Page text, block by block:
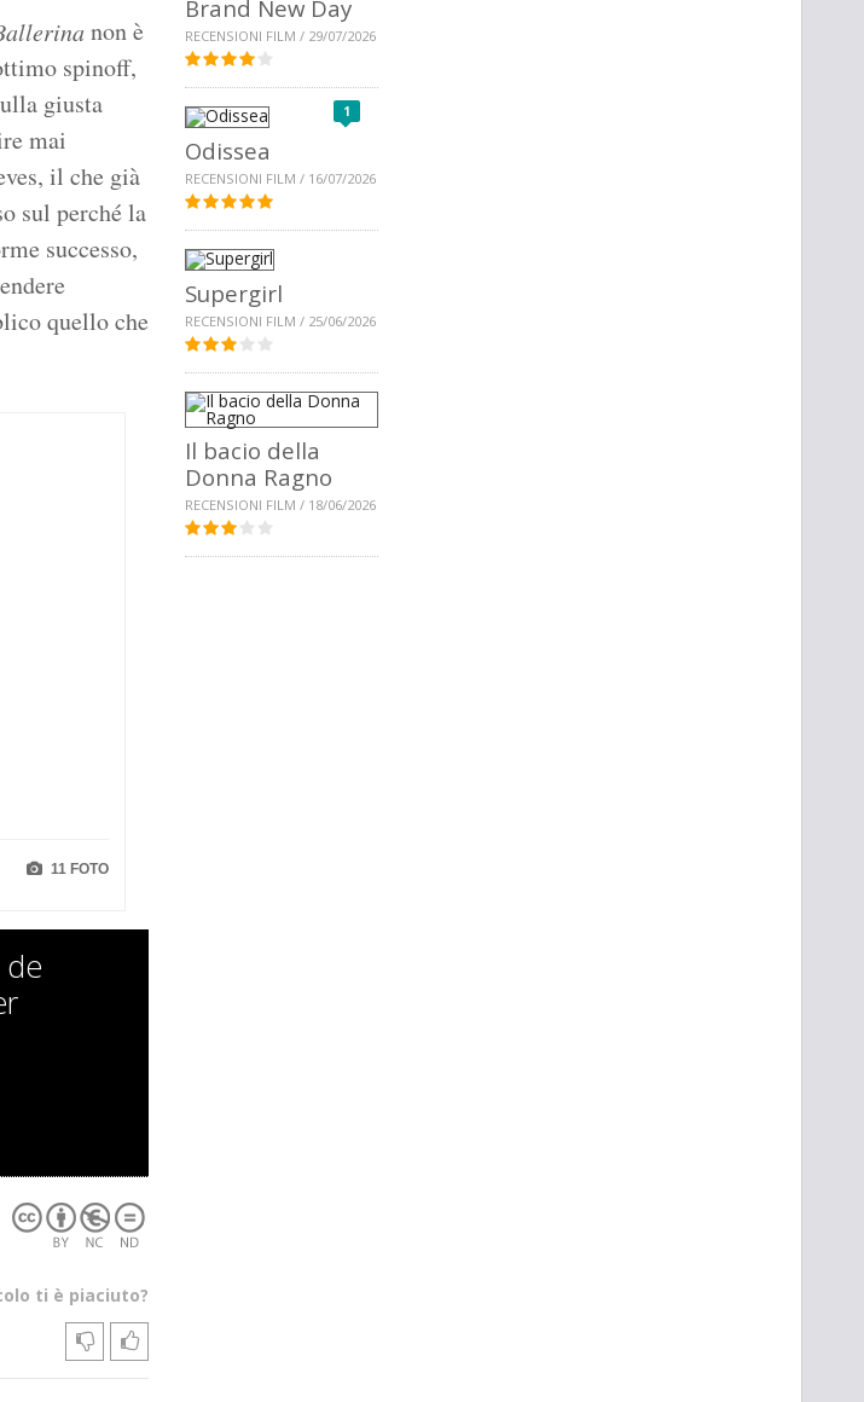
non è
spinoff,
giusta
mai
il che già
sul perché la
successo,
quello che
11 FOTO
de
ti è piaciuto?
Brand New Day
RECENSIONI FILM / 29/07/2026
1
Odissea
RECENSIONI FILM / 16/07/2026
Supergirl
RECENSIONI FILM / 25/06/2026
Il bacio della
Donna Ragno
RECENSIONI FILM / 18/06/2026